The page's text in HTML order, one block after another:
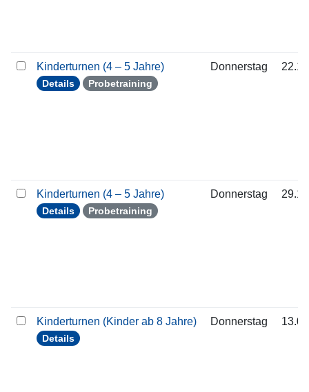
Kinderturnen (4 – 5 Jahre)
Details Probetraining
Donnerstag
Kinderturnen (4 – 5 Jahre)
Details Probetraining
Donnerstag
Kinderturnen (Kinder ab 8 Jahre)
Details
Donnerstag